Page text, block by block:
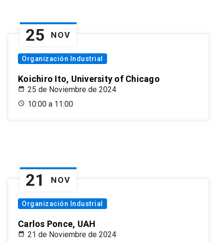
25 NOV
Organización Industrial
Koichiro Ito, University of Chicago
25 de Noviembre de 2024
10:00 a 11:00
21 NOV
Organización Industrial
Carlos Ponce, UAH
21 de Noviembre de 2024